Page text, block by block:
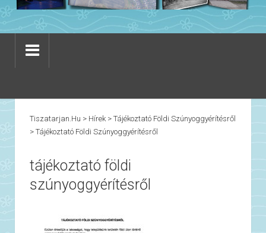
Tiszatarjan.hu > Hírek> Tájékoztató Földi Szúnyoggyérítésről
> Tájékoztató Földi Szúnyoggyérítésről
tájékoztató földi
szúnyoggyérítésről